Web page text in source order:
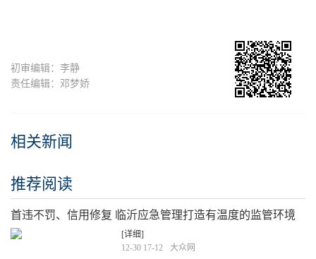
初审编辑：李静
责任编辑：邓梦娇
相关新闻
推荐阅读
首违不罚、信用修复 临沂应急管理打造有温度的监管环境
[详细]
12-30 17-12
大众网